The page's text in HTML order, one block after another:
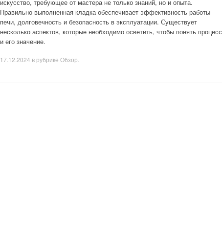
искусство, требующее от мастера не только знаний, но и опыта.
Правильно выполненная кладка обеспечивает эффективность работы
печи, долговечность и безопасность в эксплуатации. Существует
несколько аспектов, которые необходимо осветить, чтобы понять процесс
и его значение.
17.12.2024 в рубрике Обзор